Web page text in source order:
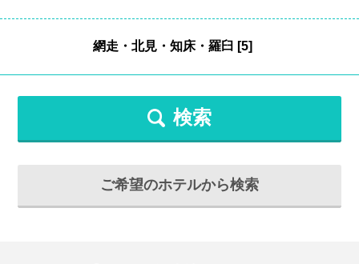
検索
ご希望のホテルから検索